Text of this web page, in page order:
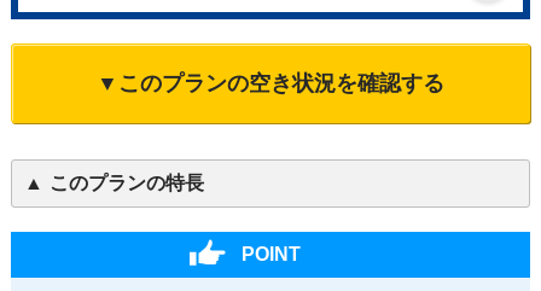
▼このプランの空き状況を確認する
このプランの特長
POINT